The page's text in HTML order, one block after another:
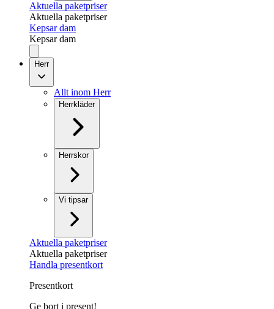
Aktuella paketpriser
Aktuella paketpriser
Kepsar dam
Kepsar dam
Herr
Allt inom Herr
Herrkläder
Herrskor
Vi tipsar
Aktuella paketpriser
Aktuella paketpriser
Handla presentkort
Presentkort
Ge bort i present!